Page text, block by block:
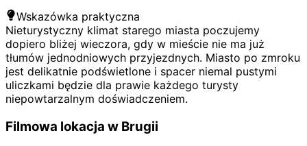
Wskazówka praktyczna
Nieturystyczny klimat starego miasta poczujemy
dopiero bliżej wieczora, gdy w mieście nie ma już
tłumów jednodniowych przyjezdnych. Miasto po zmroku
jest delikatnie podświetlone i spacer niemal pustymi
uliczkami będzie dla prawie każdego turysty
niepowtarzalnym doświadczeniem.
Filmowa lokacja w Brugii